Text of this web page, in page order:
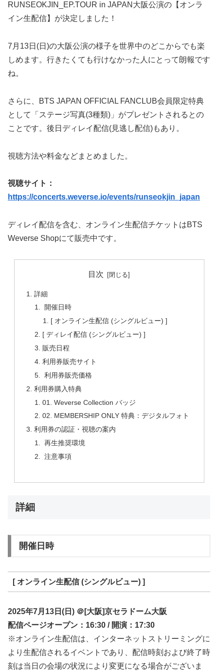
RUNSEOKJIN_EP.TOUR in JAPAN大阪公演の【オンラ
イン生配信】が決定しました！
7月13日(日)の大阪公演の様子を世界中のどこからでも楽
しめます。行きたくても行けなかった人にとって朗報です
ね。
さらに、BTS JAPAN OFFICIAL FANCLUB会員限定特典
として「ステージ写真(3種類)」がプレゼントされるとの
ことです。後日ディレイ配信(見逃し配信)もあり。
視聴方法や料金などまとめました。
視聴サイト：
https://concerts.weverse.io/events/runseokjin_japan
ディレイ配信を含む、オンライン生配信チケットはBTS
Weverse Shopにて販売中です。
目次
詳細
開催日時
[ オンライン生配信 (シングルビュー) ]
[ ディレイ配信 (シングルビュー) ]
販売日程
利用券販売サイト
利用券販売価格
利用券購入特典
01. Weverse Collection バッジ
02. MEMBERSHIP ONLY 特典：デジタルフォト
利用券の認証・視聴の案内
再生推奨環境
注意事項
詳細
開催日時
[ オンライン生配信 (シングルビュー) ]
2025年7月13日(日) ＠[大阪]京セラドーム大阪
配信ページオープン：16:30 / 開演：17:30
※オンライン生配信は、インターネットストリーミングに
より生配信されるイベントであり、配信時刻および終了時
刻は当日の会場の状況により変更になる場合がございま